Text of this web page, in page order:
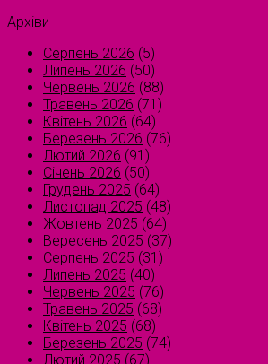
Архіви
Серпень 2026 (5)
Липень 2026 (50)
Червень 2026 (88)
Травень 2026 (71)
Квітень 2026 (64)
Березень 2026 (76)
Лютий 2026 (91)
Січень 2026 (50)
Грудень 2025 (64)
Листопад 2025 (48)
Жовтень 2025 (64)
Вересень 2025 (37)
Серпень 2025 (31)
Липень 2025 (40)
Червень 2025 (76)
Травень 2025 (68)
Квітень 2025 (68)
Березень 2025 (74)
Лютий 2025 (67)